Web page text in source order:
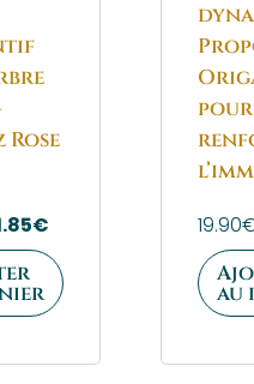
€
pour
19.90
au